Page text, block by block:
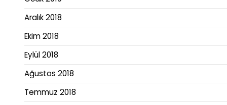
Aralık 2018
Ekim 2018
Eylül 2018
Ağustos 2018
Temmuz 2018